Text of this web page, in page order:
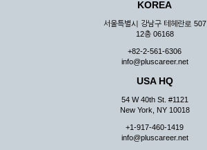
KOREA
서울특별시 강남구 테헤란로 507
12층 06168
+82-2-561-6306
info@pluscareer.net
USA HQ
54 W 40th St. #1121
New York, NY 10018
+1-917-460-1419
info@pluscareer.net